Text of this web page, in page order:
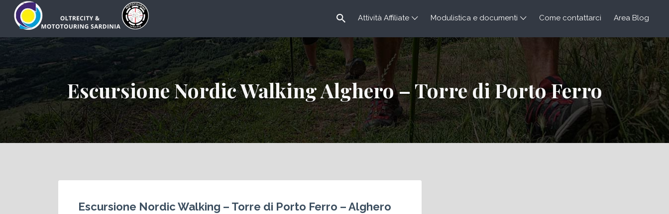
Attività Affiliate Modulistica e documenti Come contattarci Area Blog
Cerca:
Escursione Nordic Walking Alghero – Torre di Porto Ferro
Escursione Nordic Walking – Torre di Porto Ferro – Alghero